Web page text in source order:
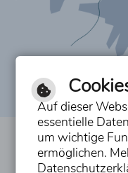
Inhalt
Auf dieser
essentielle
um wichtige
ermöglichen.